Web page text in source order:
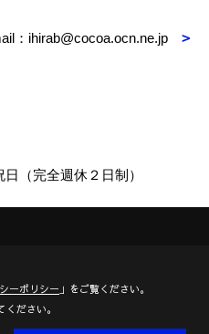
：ihirab@cocoa.ocn.ne.jp
（完全週休２日制）
ーポリシー 」をご覧ください。
ださい。